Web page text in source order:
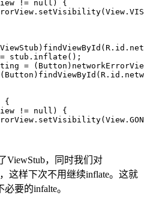
{
ViewStub，同时我们对
这样下次不用继续inflate。这就
要的infalte。